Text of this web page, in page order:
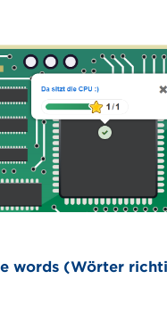
words (Wörter